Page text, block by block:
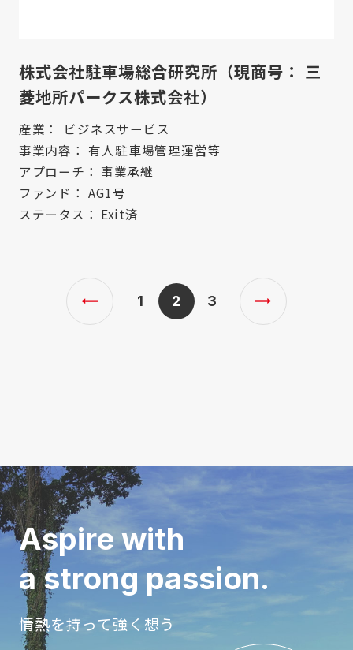
株式会社駐車場総合研究所（現商号： 三
菱地所パークス株式会社）
産業：
ビジネスサービス
事業内容： 有人駐車場管理運営等
アプローチ： 事業承継
ファンド： AG1号
ステータス： Exit済
1 2 3
Aspire with
a strong passion.
情熱を持って強く想う